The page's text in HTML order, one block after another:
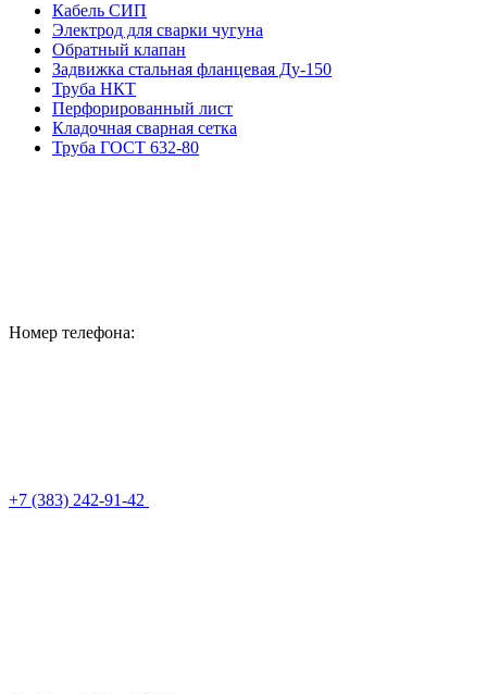
Кабель СИП
Электрод для сварки чугуна
Обратный клапан
Задвижка стальная фланцевая Ду-150
Труба НКТ
Перфорированный лист
Кладочная сварная сетка
Труба ГОСТ 632-80
Номер телефона:
+7 (383) 242-91-42